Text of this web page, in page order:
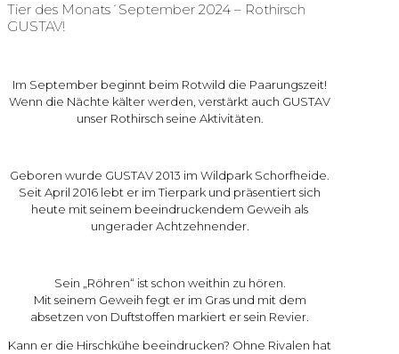
Tier des Monats´September 2024 – Rothirsch
GUSTAV!
Im September beginnt beim Rotwild die Paarungszeit!
Wenn die Nächte kälter werden, verstärkt auch GUSTAV
unser Rothirsch seine Aktivitäten.
Geboren wurde GUSTAV 2013 im Wildpark Schorfheide.
Seit April 2016 lebt er im Tierpark und präsentiert sich
heute mit seinem beeindruckendem Geweih als
ungerader Achtzehnender.
Sein „Röhren“ ist schon weithin zu hören.
Mit seinem Geweih fegt er im Gras und mit dem
absetzen von Duftstoffen markiert er sein Revier.
Kann er die Hirschkühe beeindrucken? Ohne Rivalen hat